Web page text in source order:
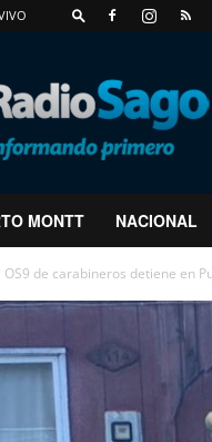
MONTT NACIONAL
OS9 de carabineros detiene en